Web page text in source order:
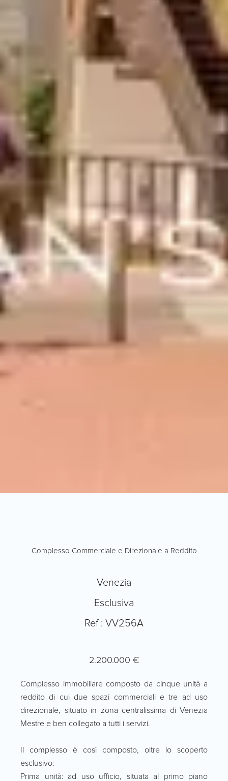
Complesso Commerciale e Direzionale a Reddito
Venezia
Esclusiva
Ref : VV256A
2.200.000 €
Complesso immobiliare composto da cinque unità a
reddito di cui due spazi commerciali e tre ad uso
direzionale, situato in zona centralissima di Venezia
Mestre e ben collegato a tutti i servizi.
Il complesso è così composto, oltre lo scoperto
esclusivo:
Prima unità: ad uso ufficio, situata al primo piano